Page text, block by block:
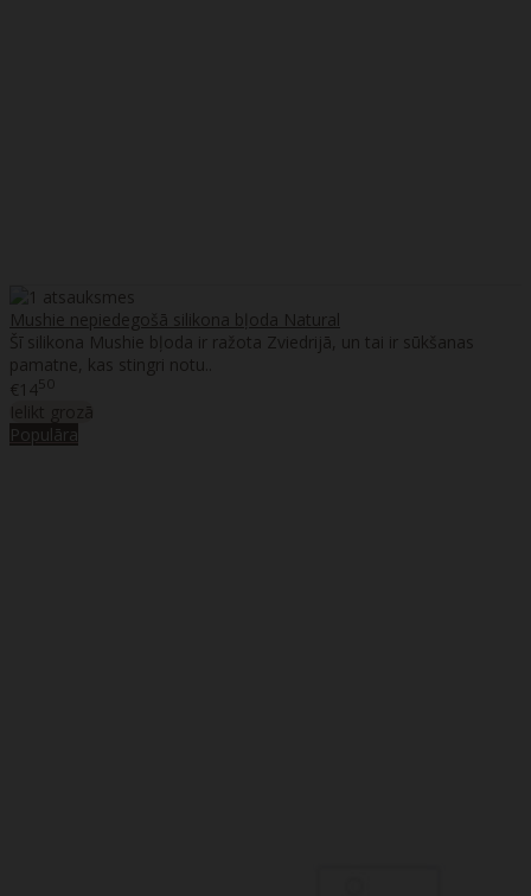
Mushie nepiedegošā silikona bļoda Natural
Šī silikona Mushie bļoda ir ražota Zviedrijā, un tai ir sūkšanas
pamatne, kas stingri notu..
€1450
Ielikt grozā
Populāra